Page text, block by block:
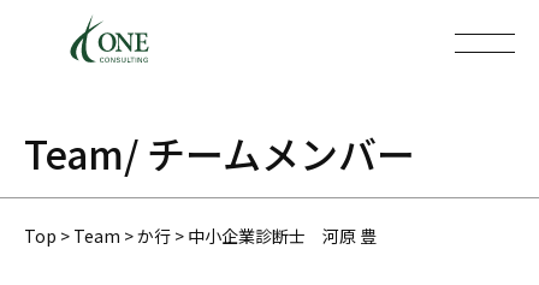
Team/ チームメンバー
Top > Team >か行 > 中小企業診断士 河原 豊